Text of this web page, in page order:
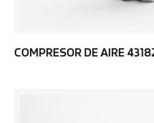
COMPRESOR DE AIRE